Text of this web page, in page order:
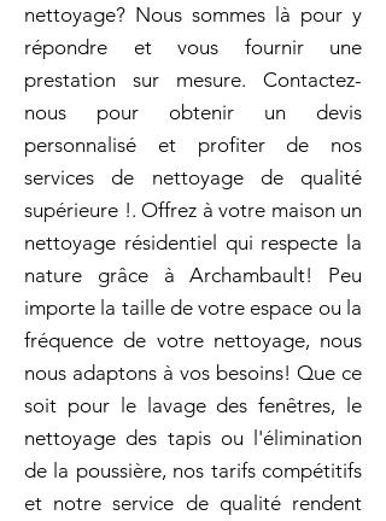
nettoyage? Nous sommes là pour y
répondre et vous fournir une
prestation sur mesure. Contactez-
nous pour obtenir un devis
personnalisé et profiter de nos
services de nettoyage de qualité
supérieure !. Offrez à votre maison un
nettoyage résidentiel qui respecte la
nature grâce à Archambault! Peu
importe la taille de votre espace ou la
fréquence de votre nettoyage, nous
nous adaptons à vos besoins! Que ce
soit pour le lavage des fenêtres, le
nettoyage des tapis ou l'élimination
de la poussière, nos tarifs compétitifs
et notre service de qualité rendent